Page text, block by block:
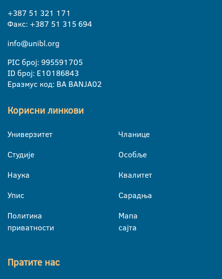
+387 51 321 171
Факс: +387 51 315 694
info@unibl.org
PIC број: 995591705
ID број: E10186843
Еразмус код: BA BANJA02
Корисни линкови
Универзитет
Студије
Наука
Упис
Политика
приватности
Чланице
Особље
Квалитет
Сарадња
Мапа
сајта
Пратите нас